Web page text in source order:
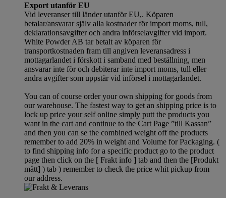
Export utanför EU
Vid leveranser till länder utanför EU,. Köparen
betalar/ansvarar själv alla kostnader för import moms, tull,
deklarationsavgifter och andra införselavgifter vid import.
White Powder AB tar betalt av köparen för
transportkostnaden fram till angiven leveransadress i
mottagarlandet i förskott i samband med beställning, men
ansvarar inte för och debiterar inte import moms, tull eller
andra avgifter som uppstår vid införsel i mottagarlandet.
You can of course order your own shipping for goods from
our warehouse. The fastest way to get an shipping price is to
lock up price your self online simply putt the products you
want in the cart and continue to the Cart Page ”till Kassan”
and then you can se the combined weight off the products
remember to add 20% in weight and Volume for Packaging. (
to find shipping info for a specific product go to the product
page then click on the [ Frakt info ] tab and then the [Produkt
mått] ) tab ) rememberto check the price whit pickup from
our address.